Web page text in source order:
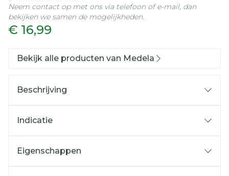
€ 16,99
Neem contact op met ons via telefoon of e-mail, dan
bekijken we samen de mogelijkheden.
Bekijk alle producten van Medela
Beschrijving
Indicatie
Eigenschappen